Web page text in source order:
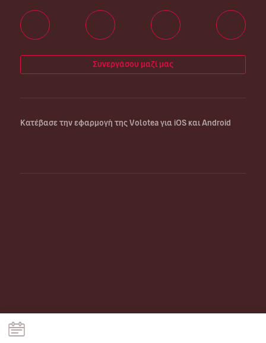
Συνεργάσου μαζί μας
Κατέβασε την εφαρμογή της Volotea για iOS και Android